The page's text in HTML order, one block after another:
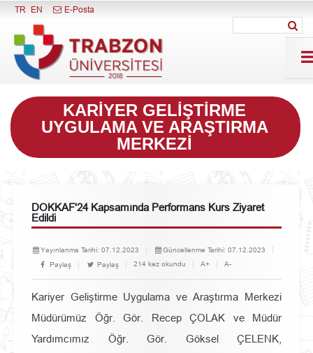
Menüyü Kapat
TR EN E-Posta
KARIYER GELIŞTIRME
UYGULAMA VE ARAŞTIRMA
MERKEZI
DOKKAF'24 Kapsamında Performans Kurs Ziyaret
Edildi
Yayınlanma Tarihi: 07.12.2023 Güncellenme Tarihi: 07.12.2023
Paylaş
Paylaş 214 kez okundu A+ A-
Kariyer Geliştirme Uygulama ve Araştırma Merkezi
Müdürümüz Öğr. Gör. Recep ÇOLAK ve Müdür
Yardımcımız Öğr. Gör. Göksel ÇELENK,